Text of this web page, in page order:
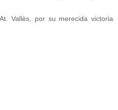
Vallès, por su merecida victoria